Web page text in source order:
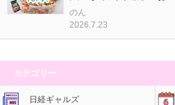
のん
2026.7.23
カテゴリー
日経ギャルズ